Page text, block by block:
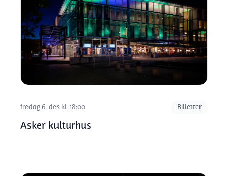
fredag 6. des kl. 18:00 Billetter
Asker kulturhus